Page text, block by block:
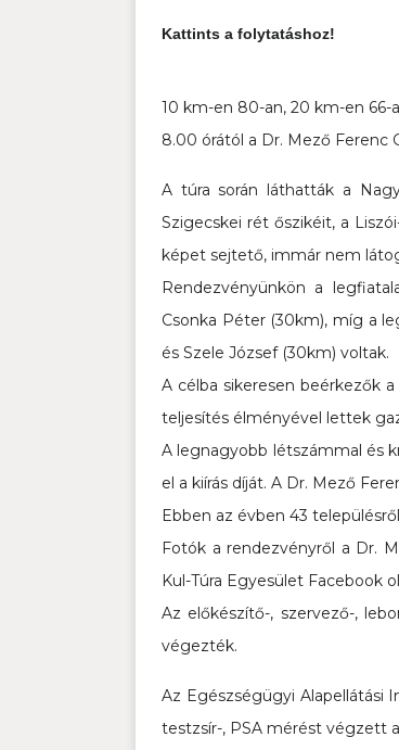
Kattints a folytatáshoz!
10 km-en 80-an, 20 km-en 66-
8.00 órától a Dr. Mező Ferenc
A túra során láthatták a
Szigecskei rét őszikéit, a
képet sejtető, immár nem
Rendezvényünkön a
Csonka Péter (30km), míg a
és Szele József (30km) voltak.
A célba sikeresen beérkezők
teljesítés élményével lettek
A legnagyobb létszámmal és
el a kiírás díját. A Dr. Mező
Ebben az évben 43
Fotók a rendezvényről a Dr.
Kul-Túra Egyesület Facebook
Az előkészítő-, szervező-,
végezték.
Az Egészségügyi Alapellátási
testzsír-, PSA mérést végzett